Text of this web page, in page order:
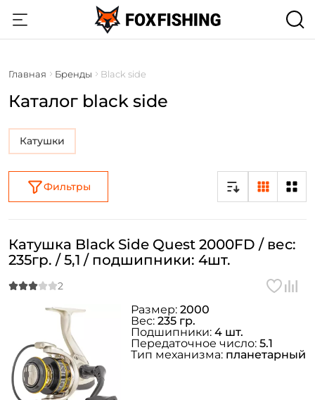
Главная Бренды Black side
Каталог black side
Катушки
Фильтры
Катушка Black Side Quest 2000FD / вес:
235гр. / 5,1 / подшипники: 4шт.
Размер: 2000
Вес: 235 гр.
Подшипники: 4 шт.
Передаточное число: 5.1
Тип механизма: планетарный